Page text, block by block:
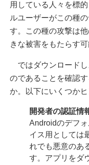
用している人々を標
ルユーザーがこの種
す。この種の攻撃は
きな被害をもたらす
ではダウンロードし
のであることを確認
か。以下にいくつかヒ
開発者の認証情
Androidのデフ
イス用としては
れでも悪意のあ
す。アプリをダ